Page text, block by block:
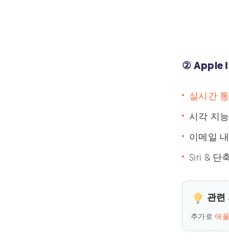
② Apple
실시간
시각 지
이메일
Siri & 단
관련
추가로애